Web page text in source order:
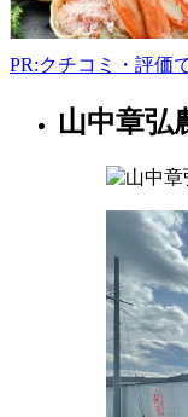
合
町
穴
PR:クチコミ・評価
奈
山中章弘